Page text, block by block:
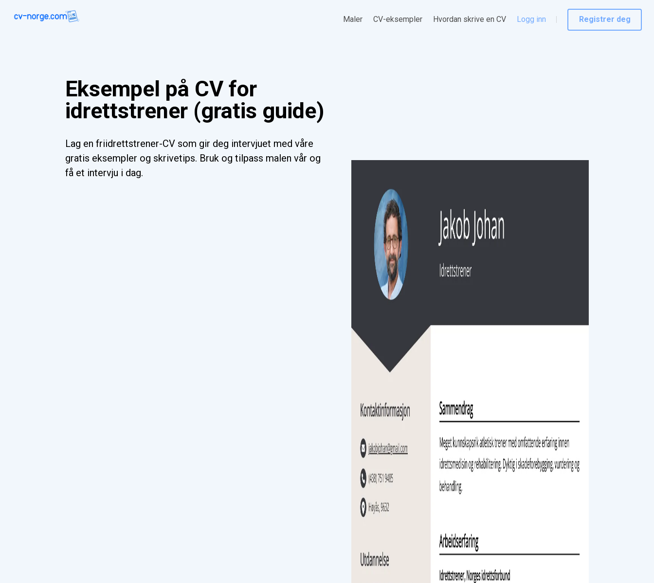
Maler CV-eksempler Hvordan skrive en CV Logg inn Registrer deg
Eksempel på CV for
idrettstrener (gratis guide)
Lag en friidrettstrener-CV som gir deg intervjuet med våre
gratis eksempler og skrivetips. Bruk og tilpass malen vår og
få et intervju i dag.